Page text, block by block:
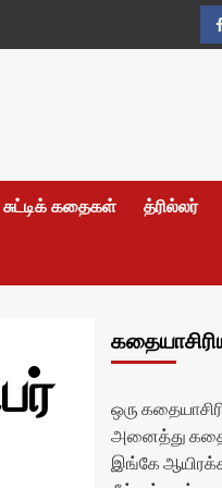
சுட்டிக் கதைகள் த்ரில்லர்
ஒரு
அனைத்து
இங்கே